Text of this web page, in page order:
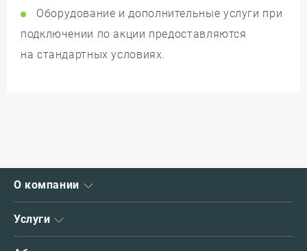
Оборудование и дополнительные услуги при
подключении по акции предоставляются
на стандартных условиях.
О компании
О нас
Новости
Услуги